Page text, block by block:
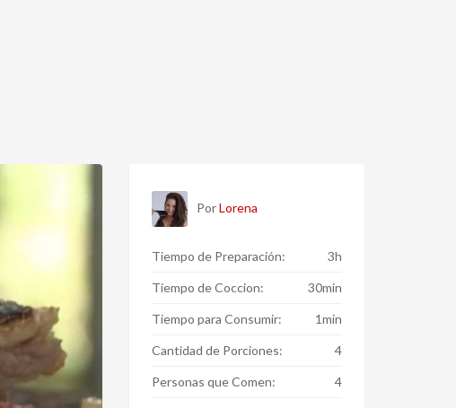
PorLorena
Tiempo de Preparación: 3h
Tiempo de Coccion: 30min
Tiempo para Consumir: 1min
Cantidad de Porciones: 4
Personas que Comen: 4